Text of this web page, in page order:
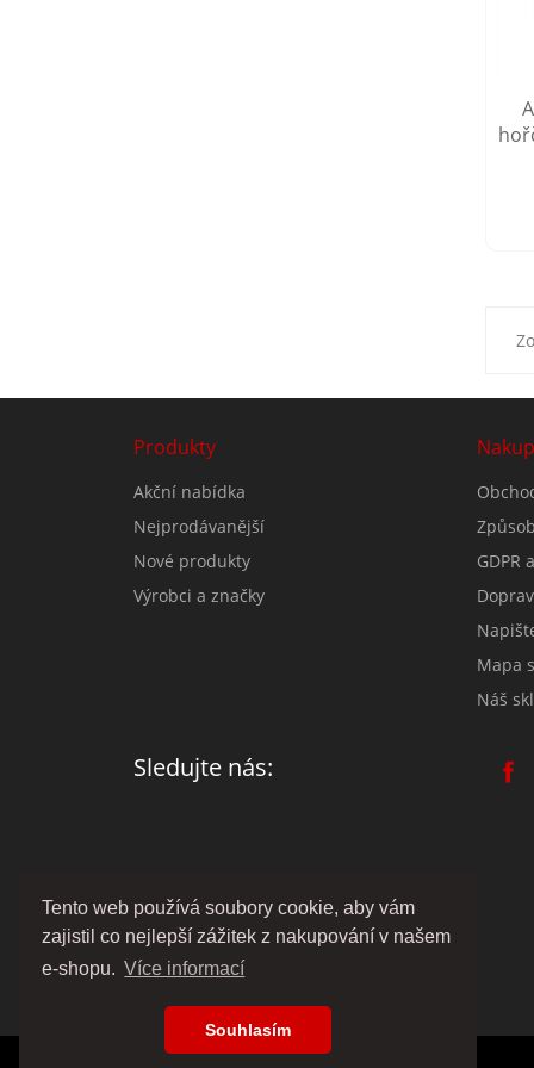
Tento web používá soubory cookie, aby vám
zajistil co nejlepší zážitek z nakupování v našem
e-shopu. Více informací
Souhlasím
Produkty
Akční nabídka
Nejprodávanější
Nové produkty
Výrobci a značky
GDPR
Mapa
Náš
Sledujte nás: